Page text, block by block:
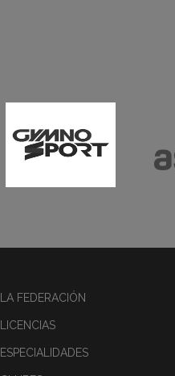
LA FEDERACIÓN
LICENCIAS
ESPECIALIDADES